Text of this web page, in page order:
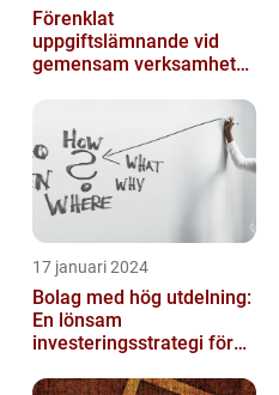
Förenklat
uppgiftslämnande vid
gemensam verksamhet
17 januari 2024
Bolag med hög utdelning:
En lönsam
investeringsstrategi för